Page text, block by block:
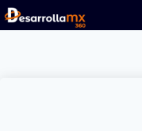
Skip
to